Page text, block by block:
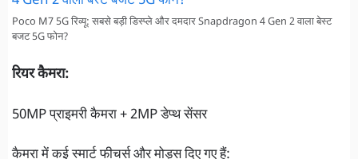
Poco M7 5G रिव्यू: सबसे बड़ी डिस्प्ले और दमदार Snapdragon 4 Gen 2 वाला बेस्ट
बजट 5G फोन?
रियर कैमरा:
50MP प्राइमरी कैमरा + 2MP डेप्थ सेंसर
कैमरा में कई स्मार्ट फीचर्स और मोड्स दिए गए हैं: